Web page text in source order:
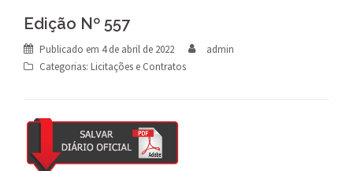
Edição Nº 557
Publicado em 4 de abril de 2022
admin
Categorias: Licitações e Contratos